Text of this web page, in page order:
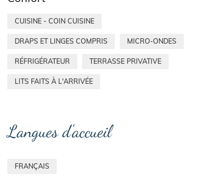
CUISINE - COIN CUISINE
DRAPS ET LINGES COMPRIS MICRO-ONDES
RÉFRIGÉRATEUR TERRASSE PRIVATIVE
LITS FAITS À L'ARRIVÉE
Langues d'accueil
FRANÇAIS